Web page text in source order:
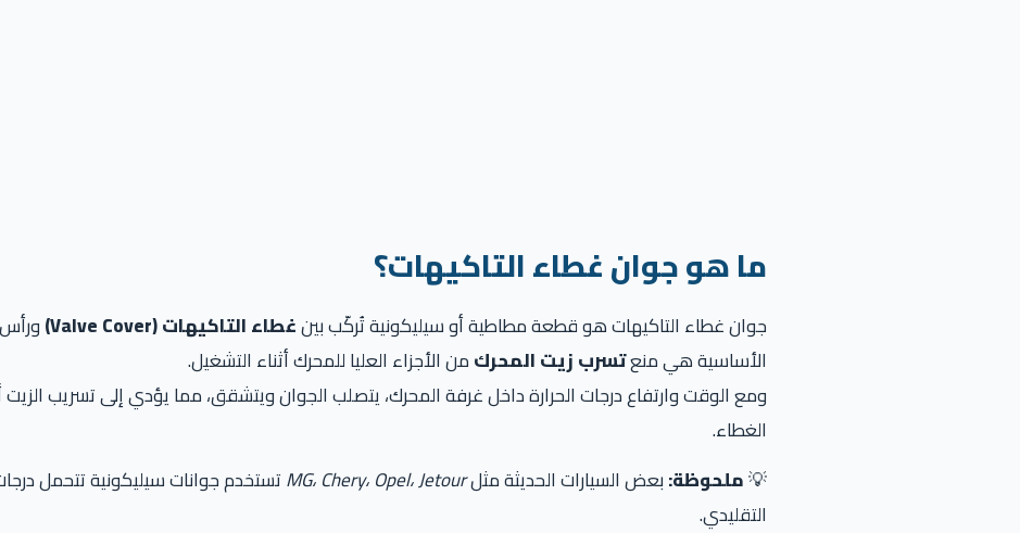
ما هو جوان غطاء التاكيهات؟
جوان غطاء التاكيهات هو قطعة مطاطية أو سيليكونية تُركّب بينغطاء التاكيهات (Valve Cover)
الأساسية هي منعتسرب زيت المحركمن الأجزاء العليا للمحرك أثناء التشغيل.
ومع الوقت وارتفاع درجات الحرارة داخل غرفة المحرك، يتصلب الجوان ويتشقق، مما يؤدي إلى تسريب
الغطاء.
💡ملحوظة:بعض السيارات الحديثة مثلMG، Chery، Opel، Jetourتستخدم جوانات سيليكونية تتحمل
التقليدي.